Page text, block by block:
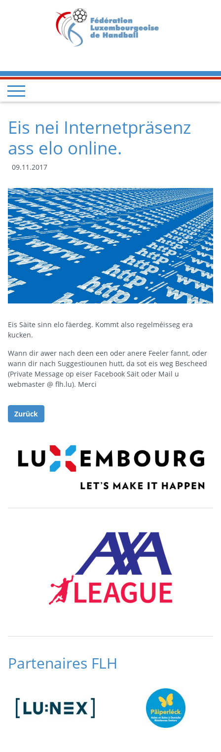
Eis nei Internetpräsenz
ass elo online.
09.11.2017
Eis Säite sinn elo fäerdeg. Kommt also regelméisseg era
kucken.
Wann dir awer nach deen een oder anere Feeler fannt, oder
wann dir nach Suggestiounen hutt, da sot eis weg Bescheed
(Private Message op eiser Facebook Säit oder Mail u
webmaster @ flh.lu). Merci
Zurück
Partenaires FLH